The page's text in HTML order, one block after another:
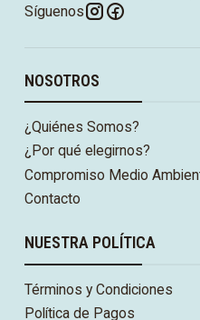
Síguenos
NOSOTROS
¿Quiénes Somos?
¿Por qué elegirnos?
Compromiso Medio
Contacto
NUESTRA POLÍTICA
Términos y Condiciones
Política de Pagos